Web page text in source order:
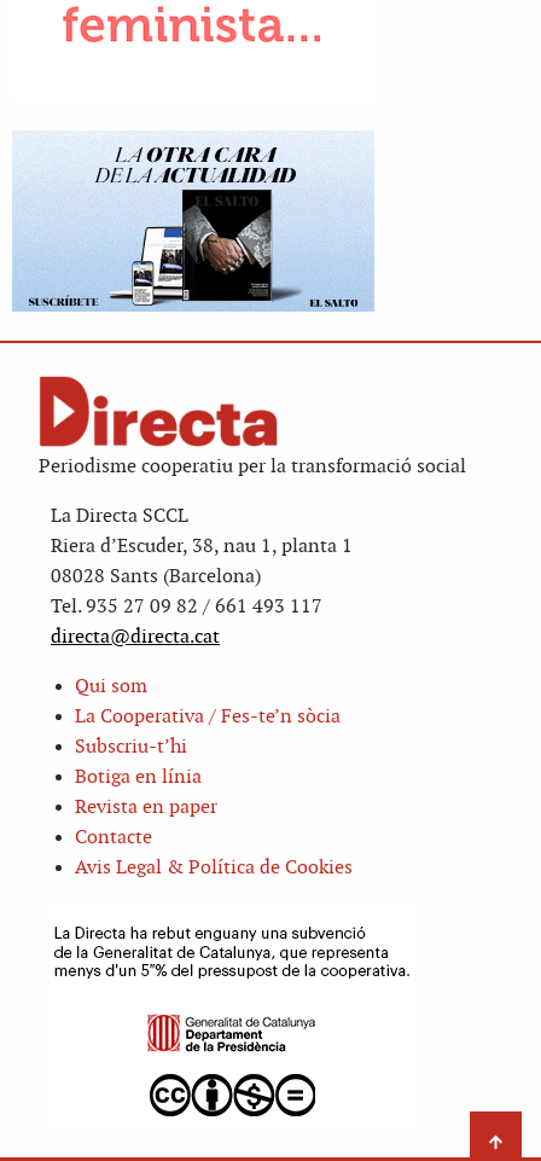
Periodisme cooperatiu per la transformació social
La Directa SCCL
Riera d’Escuder, 38, nau 1, planta 1
08028 Sants (Barcelona)
Tel. 935 27 09 82 / 661 493 117
directa@directa.cat
Qui som
La Cooperativa / Fes-te’n sòcia
Subscriu-t’hi
Botiga en línia
Revista en paper
Contacte
Avis Legal & Política de Cookies